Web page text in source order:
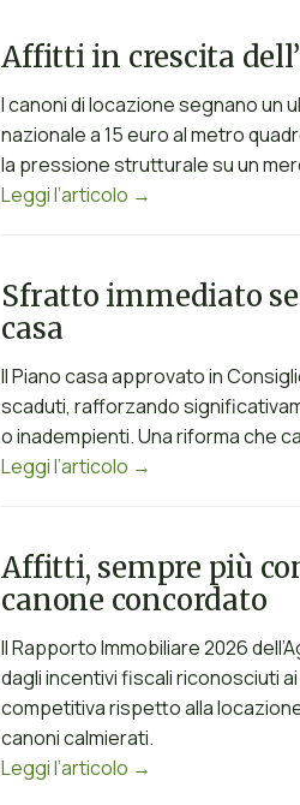
Affitti in crescita
I canoni di locazione segnano un
nazionale a 15 euro al metro
la pressione strutturale su un
Leggi l’articolo →
Sfratto immediato
casa
Il Piano casa approvato in
scaduti, rafforzando
o inadempienti. Una riforma che
Leggi l’articolo →
Affitti, sempre più
canone concordato
Il Rapporto Immobiliare 2026
dagli incentivi fiscali riconosciuti
competitiva rispetto alla
canoni calmierati.
Leggi l’articolo →